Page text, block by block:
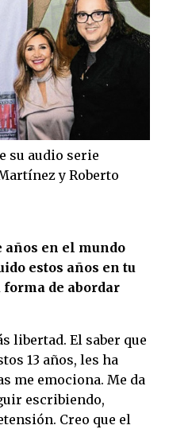
su audio serie
y Roberto
años en el mundo
estos años en tu
de abordar
libertad. El saber que
13 años, les ha
me emociona. Me da
escribiendo,
Creo que el